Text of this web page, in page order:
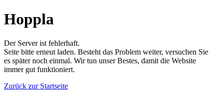
Hoppla
Der Server ist fehlerhaft.
Seite bitte erneut laden. Besteht das Problem weiter, versuchen Sie
es später noch einmal. Wir tun unser Bestes, damit die Website
immer gut funktioniert.
Zurück zur Startseite